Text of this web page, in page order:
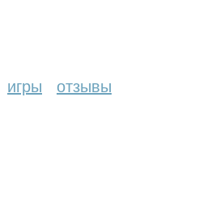
игры отзывы